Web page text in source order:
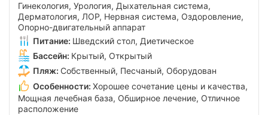
Гинекология, Урология, Дыхательная система,
Дерматология, ЛОР, Нервная система, Оздоровление,
Опорно-двигательный аппарат
Питание: Шведский стол, Диетическое
Бассейн: Крытый, Открытый
Пляж: Собственный, Песчаный, Оборудован
Особенности: Хорошее сочетание цены и качества,
Мощная лечебная база, Обширное лечение, Отличное
расположение